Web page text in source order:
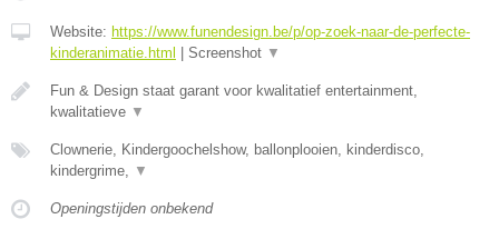
Website: https://www.funendesign.be/p/op-zoek-naar-de-perfecte-
kinderanimatie.html | Screenshot ▼
Fun & Design staat garant voor kwalitatief entertainment,
kwalitatieve ▼
Clownerie, Kindergoochelshow, ballonplooien, kinderdisco,
kindergrime,
▼
Openingstijden onbekend